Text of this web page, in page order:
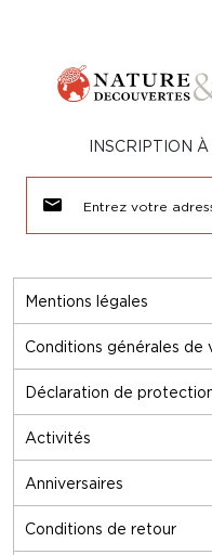
Mentions légales
Conditions générales de
Déclaration de
Activités
Anniversaires
Conditions de retour
INSCRIPTION